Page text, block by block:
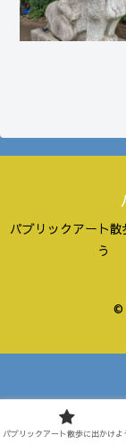
パブリックアート散
う
©
パブリックアート散歩に出かけよ